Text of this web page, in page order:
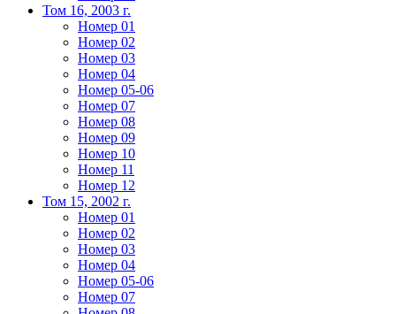
Том 16, 2003 г.
Номер 01
Номер 02
Номер 03
Номер 04
Номер 05-06
Номер 07
Номер 08
Номер 09
Номер 10
Номер 11
Номер 12
Том 15, 2002 г.
Номер 01
Номер 02
Номер 03
Номер 04
Номер 05-06
Номер 07